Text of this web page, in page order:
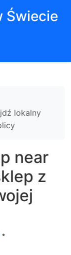
Świecie
lokalny
near
z
•